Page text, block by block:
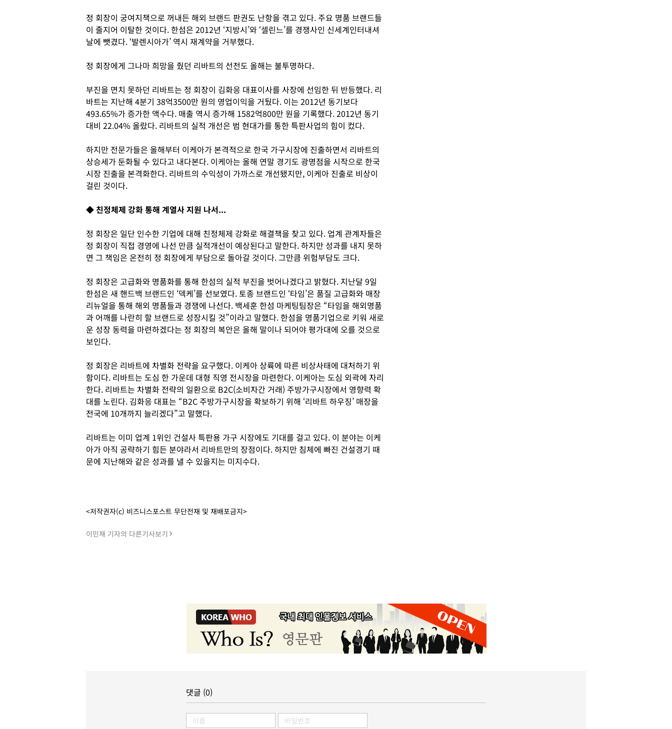
정 회장이 궁여지책으로 꺼내든 해외 브랜드 판권도 난항을 겪고 있다. 주요 명품 브랜드들
이 줄지어 이탈한 것이다. 한섬은 2012년 ‘지방시’와 ‘셀린느’를 경쟁사인 신세계인터내셔
날에 뺏겼다. ‘발렌시아가’ 역시 재계약을 거부했다.
정 회장에게 그나마 희망을 줬던 리바트의 선전도 올해는 불투명하다.
부진을 면치 못하던 리바트는 정 회장이 김화응 대표이사를 사장에 선임한 뒤 반등했다. 리
바트는 지난해 4분기 38억3500만 원의 영업이익을 거뒀다. 이는 2012년 동기보다
493.65%가 증가한 액수다. 매출 역시 증가해 1582억800만 원을 기록했다. 2012년 동기
대비 22.04% 올랐다. 리바트의 실적 개선은 범 현대가를 통한 특판사업의 힘이 컸다.
하지만 전문가들은 올해부터 이케아가 본격적으로 한국 가구시장에 진출하면서 리바트의
상승세가 둔화될 수 있다고 내다본다. 이케아는 올해 연말 경기도 광명점을 시작으로 한국
시장 진출을 본격화한다. 리바트의 수익성이 가까스로 개선됐지만, 이케아 진출로 비상이
걸린 것이다.
◆ 친정체제 강화 통해 계열사 지원 나서...
정 회장은 일단 인수한 기업에 대해 친정체제 강화로 해결책을 찾고 있다. 업계 관계자들은
정 회장이 직접 경영에 나선 만큼 실적개선이 예상된다고 말한다. 하지만 성과를 내지 못하
면 그 책임은 온전히 정 회장에게 부담으로 돌아갈 것이다. 그만큼 위험부담도 크다.
정 회장은 고급화와 명품화를 통해 한섬의 실적 부진을 벗어나겠다고 밝혔다. 지난달 9일
한섬은 새 핸드백 브랜드인 ‘덱케’를 선보였다. 토종 브랜드인 ‘타임’은 품질 고급화와 매장
리뉴얼을 통해 해외 명품들과 경쟁에 나선다. 백세훈 한섬 마케팅팀장은 “타임을 해외명품
과 어깨를 나란히 할 브랜드로 성장시킬 것”이라고 말했다. 한섬을 명품기업으로 키워 새로
운 성장 동력을 마련하겠다는 정 회장의 복안은 올해 말이나 되어야 평가대에 오를 것으로
보인다.
정 회장은 리바트에 차별화 전략을 요구했다. 이케아 상륙에 따른 비상사태에 대처하기 위
함이다. 리바트는 도심 한 가운데 대형 직영 전시장을 마련한다. 이케아는 도심 외곽에 자리
한다. 리바트는 차별화 전략의 일환으로 B2C(소비자간 거래) 주방가구시장에서 영향력 확
대를 노린다. 김화응 대표는 “B2C 주방가구시장을 확보하기 위해 ‘리바트 하우징’ 매장을
전국에 10개까지 늘리겠다”고 말했다.
리바트는 이미 업계 1위인 건설사 특판용 가구 시장에도 기대를 걸고 있다. 이 분야는 이케
아가 아직 공략하기 힘든 분야라서 리바트만의 장점이다. 하지만 침체에 빠진 건설경기 때
문에 지난해와 같은 성과를 낼 수 있을지는 미지수다.
<저작권자(c) 비즈니스포스트 무단전재 및 재배포금지>
이민재 기자의 다른기사보기
댓글 (0)